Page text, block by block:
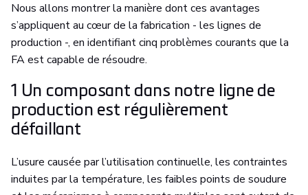
Nous allons montrer la manière dont ces avantages
s’appliquent au cœur de la fabrication - les lignes de
production -, en identifiant cinq problèmes courants que la
FA est capable de résoudre.
1 Un composant dans notre ligne de
production est régulièrement
défaillant
L’usure causée par l’utilisation continuelle, les contraintes
induites par la température, les faibles points de soudure